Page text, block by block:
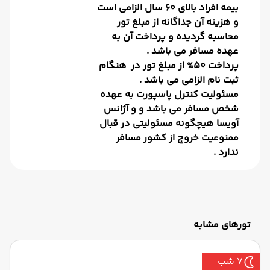
بیمه افراد بالای 60 سال الزامی است
و هزینه آن جداگانه از مبلغ تور
محاسبه گردیده و پرداخت آن به
عهده مسافر می باشد .
پرداخت 50% از مبلغ تور در هنگام
ثبت نام الزامی می باشد .
مسئوليت كنترل پاسپورت به عهده
شخص مسافر مي باشد و و آژانس
آویسا هيچگونه مسئوليتي در قبال
ممنوعيت خروج از كشور مسافر
ندارد .
تورهای مشابه
7 شب